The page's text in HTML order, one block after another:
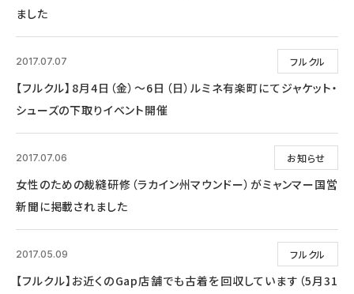
ました
フルクル
2017.07.07
【フルクル】8月4日（金）～6日（日）ルミネ有楽町にてジャケット・
シューズの下取りイベント開催
お知らせ
2017.07.06
女性のための裁縫研修（ラカイン州マウンドー）がミャンマー国営
新聞に掲載されました
フルクル
2017.05.09
【フルクル】お近くのGap店舗でも古着を回収しています（5月31